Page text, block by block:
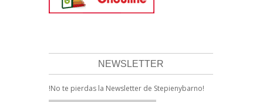
NEWSLETTER
!No te pierdas la Newsletter de Stepienybarno!